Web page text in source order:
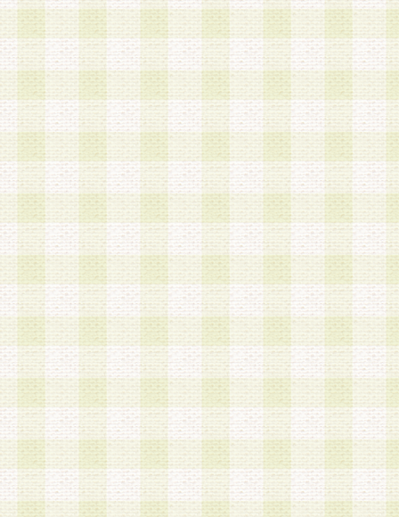
3.会員は、当社から付与されたログインIDおよび
貸与、名義変更、売買その他形態を問わず第三者
ならないものとします。
4.当社は、会員によるログインIDおよびパスワー
盗用など第三者の利用に伴う損害の発生について
き事由の有無、その他原因の如何を問わず、一切
のとします。
第5条 会員の登録情報
1.当社は、会員の登録情報に含まれる氏名・住所
アドレス等会員個人を識別できる情報を当社が別
シーポリシー
」に基づき適切に取り扱うものとし
は、当該個人情報を以下の各号に定める目的に利
す。なお、これら事項以外の目的で個人情報を利
かじめ会員の同意を得たうえで利用するものとし
a.本サービスの実施または運営
b.本サービスに係る謝礼、景品、調査サンプル品
c.会員からの電話、メール等の問い合わせなどへ
d.その他これらに付随する業務
2.当社は、会員個人を識別することのできる情報
会員情報を本人の承諾なく第三者に開示すること